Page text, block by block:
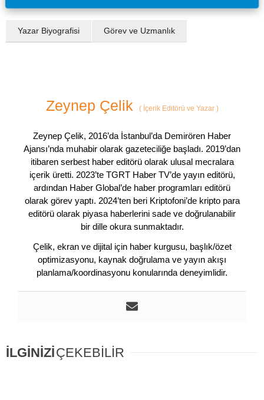
Yazar Biyografisi Görev ve Uzmanlık
Zeynep Çelik (İçerik Editörü ve Yazar )
Zeynep Çelik, 2016’da İstanbul’da Demirören Haber
Ajansı’nda muhabir olarak gazeteciliğe başladı. 2019’dan
itibaren serbest haber editörü olarak ulusal mecralara
içerik üretti. 2023’te TGRT Haber TV’de yayın editörü,
ardından Haber Global’de haber programları editörü
olarak görev yaptı. 2024’ten beri Kriptofoni’de kripto para
editörü olarak piyasa haberlerini sade ve doğrulanabilir
bir dille okura sunmaktadır.
Çelik, ekran ve dijital için haber kurgusu, başlık/özet
optimizasyonu, kaynak doğrulama ve yayın akışı
planlama/koordinasyonu konularında deneyimlidir.
İLGİNİZİÇEKEBİLİR